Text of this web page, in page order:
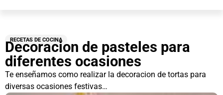
RECETAS DE COCINA
Decoracion de pasteles para
diferentes ocasiones
Te enseñamos como realizar la decoracion de tortas para
diversas ocasiones festivas…